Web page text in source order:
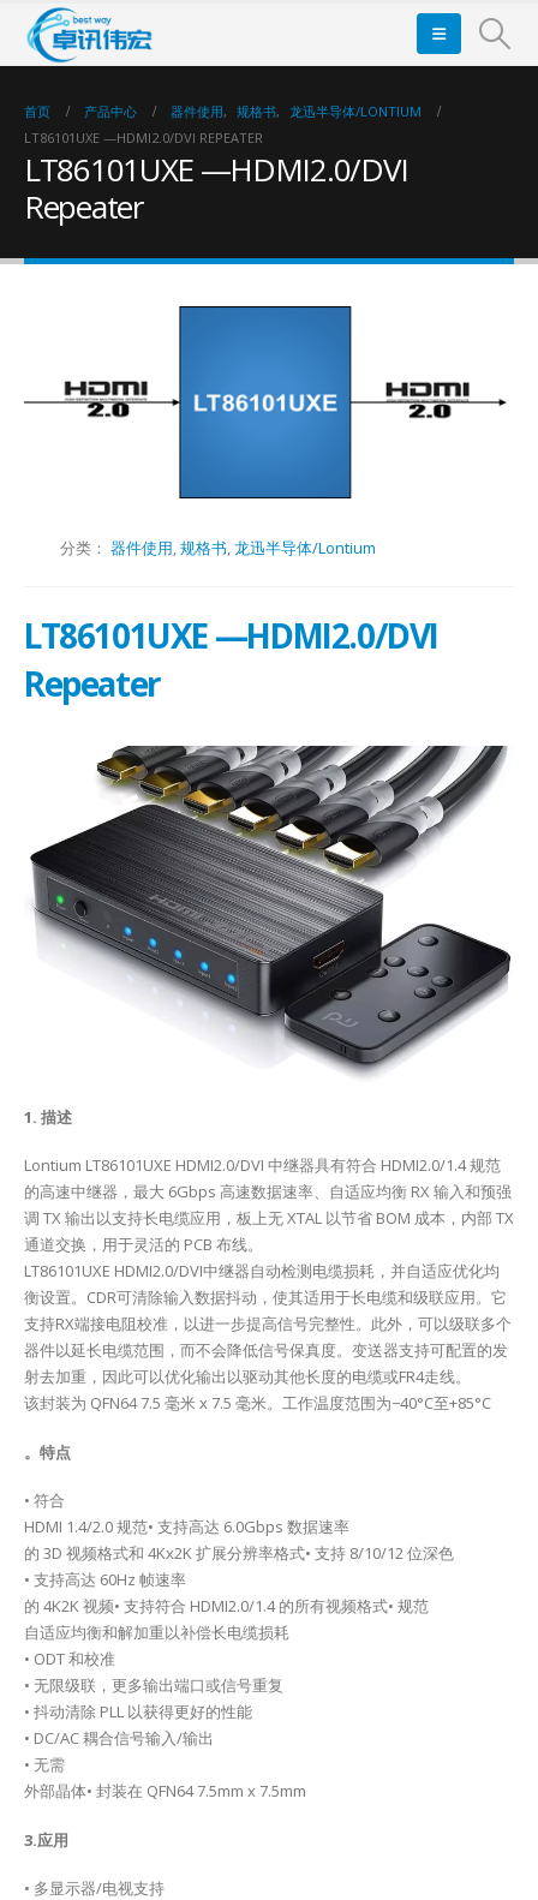
首页 产品中心 器件使用, 规格书, 龙迅半导体/LONTIUM
LT86101UXE —HDMI2.0/DVI REPEATER
LT86101UXE —HDMI2.0/DVI
Repeater
分类： 器件使用,规格书,龙迅半导体/Lontium
LT86101UXE —HDMI2.0/DVI
Repeater
1. 描述
Lontium LT86101UXE HDMI2.0/DVI 中继器具有符合 HDMI2.0/1.4 规范
的高速中继器，最大 6Gbps 高速数据速率、自适应均衡 RX 输入和预强
调 TX 输出以支持长电缆应用，板上无 XTAL 以节省 BOM 成本，内部 TX
通道交换，用于灵活的 PCB 布线。
LT86101UXE HDMI2.0/DVI中继器自动检测电缆损耗，并自适应优化均
衡设置。CDR可清除输入数据抖动，使其适用于长电缆和级联应用。它
支持RX端接电阻校准，以进一步提高信号完整性。此外，可以级联多个
器件以延长电缆范围，而不会降低信号保真度。变送器支持可配置的发
射去加重，因此可以优化输出以驱动其他长度的电缆或FR4走线。
该封装为 QFN64 7.5 毫米 x 7.5 毫米。工作温度范围为−40°C至+85°C
。特点
• 符合
HDMI 1.4/2.0 规范• 支持高达 6.0Gbps 数据速率
的 3D 视频格式和 4Kx2K 扩展分辨率格式• 支持 8/10/12 位深色
• 支持高达 60Hz 帧速率
的 4K2K 视频• 支持符合 HDMI2.0/1.4 的所有视频格式• 规范
自适应均衡和解加重以补偿长电缆损耗
• ODT 和校准
• 无限级联，更多输出端口或信号重复
• 抖动清除 PLL 以获得更好的性能
• DC/AC 耦合信号输入/输出
• 无需
外部晶体• 封装在 QFN64 7.5mm x 7.5mm
3.应用
• 多显示器/电视支持